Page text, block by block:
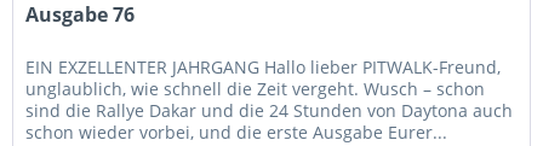
Ausgabe 76
EIN EXZELLENTER JAHRGANG Hallo lieber PITWALK-Freund,
unglaublich, wie schnell die Zeit vergeht. Wusch – schon
sind die Rallye Dakar und die 24 Stunden von Daytona auch
schon wieder vorbei, und die erste Ausgabe Eurer...